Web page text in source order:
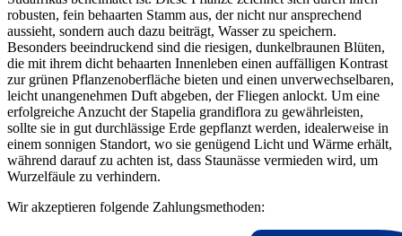
robusten, fein behaarten Stamm aus, der nicht nur ansprechend
aussieht, sondern auch dazu beiträgt, Wasser zu speichern.
Besonders beeindruckend sind die riesigen, dunkelbraunen Blüten,
die mit ihrem dicht behaarten Innenleben einen auffälligen Kontrast
zur grünen Pflanzenoberfläche bieten und einen unverwechselbaren,
leicht unangenehmen Duft abgeben, der Fliegen anlockt. Um eine
erfolgreiche Anzucht der Stapelia grandiflora zu gewährleisten,
sollte sie in gut durchlässige Erde gepflanzt werden, idealerweise in
einem sonnigen Standort, wo sie genügend Licht und Wärme erhält,
während darauf zu achten ist, dass Staunässe vermieden wird, um
Wurzelfäule zu verhindern.
Wir akzeptieren folgende Zahlungsmethoden: